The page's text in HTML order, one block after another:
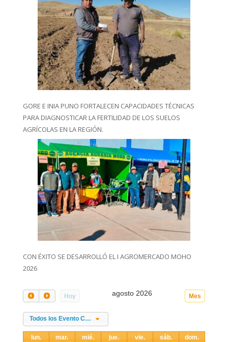
GORE E INIA PUNO FORTALECEN CAPACIDADES TÉCNICAS
PARA DIAGNOSTICAR LA FERTILIDAD DE LOS SUELOS
AGRÍCOLAS EN LA REGIÓN.
CON ÉXITO SE DESARROLLÓ EL I AGROMERCADO MOHO
2026
Hoy Mes
agosto 2026
Todos los Evento Categories
lun. mar. mié. jue. vie. sáb.
dom.